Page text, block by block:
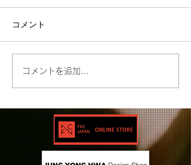
コメント
コメントを追加…